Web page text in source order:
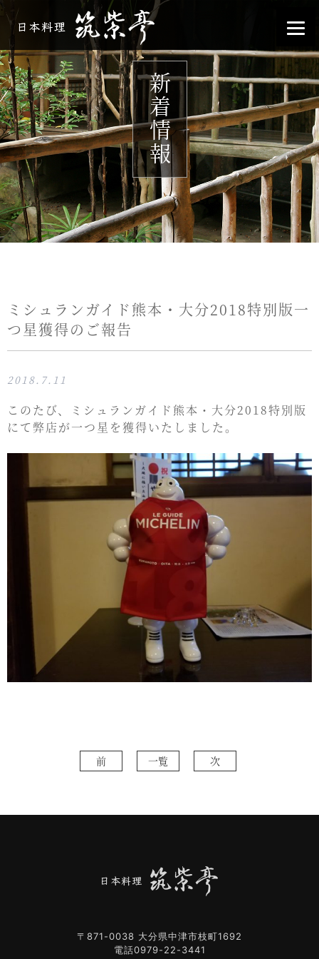
新着情報
ミシュランガイド熊本・大分2018特別版一
つ星獲得のご報告
2018.7.11
このたび、ミシュランガイド熊本・大分2018特別版
にて弊店が一つ星を獲得いたしました。
前 一覧 次
〒871-0038 大分県中津市枝町1692
電話0979-22-3441